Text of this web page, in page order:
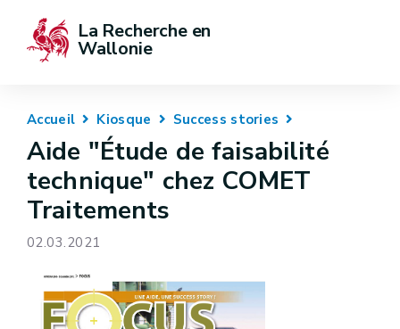
La Recherche en
Wallonie
Accueil Kiosque Success stories
Aide "Étude de faisabilité
technique" chez COMET
Traitements
02.03.2021